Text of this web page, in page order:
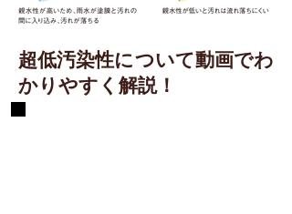
超低汚染性について動画でわ
かりやすく解説！